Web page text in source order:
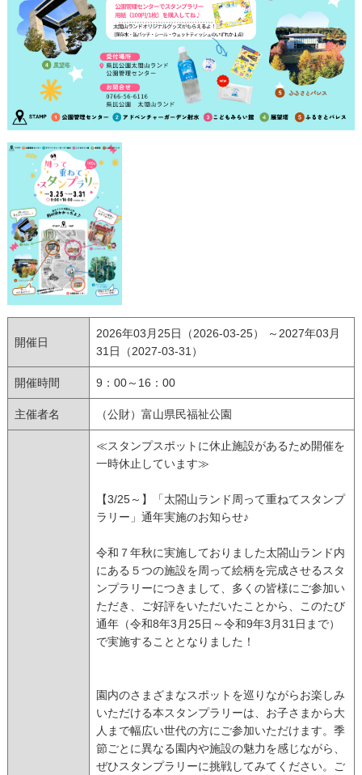
開催日
2026年03月25日（2026-03-25） ～2027年03月
31日（2027-03-31）
開催時間 9：00～16：00
主催者名 （公財）富山県民福祉公園
≪スタンプスポットに休止施設があるため開催を
一時休止しています≫
【3/25～】「太閤山ランド周って重ねてスタンプ
ラリー」通年実施のお知らせ♪
令和７年秋に実施しておりました太閤山ランド内
にある５つの施設を周って絵柄を完成させるスタ
ンプラリーにつきまして、多くの皆様にご参加い
ただき、ご好評をいただいたことから、このたび
通年（令和8年3月25日～令和9年3月31日まで）
で実施することとなりました！
園内のさまざまなスポットを巡りながらお楽しみ
いただける本スタンプラリーは、お子さまから大
人まで幅広い世代の方にご参加いただけます。季
節ごとに異なる園内や施設の魅力を感じながら、
ぜひスタンプラリーに挑戦してみてください。ご